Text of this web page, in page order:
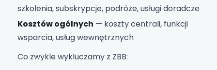
szkolenia, subskrypcje, podróże, usługi doradcze
Kosztów ogólnych — koszty centrali, funkcji
wsparcia, usług wewnętrznych
Co zwykle wykluczamy z ZBB: